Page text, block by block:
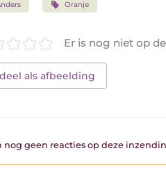
Oranje
Er is nog niet op
als afbeelding
nog geen reacties op deze